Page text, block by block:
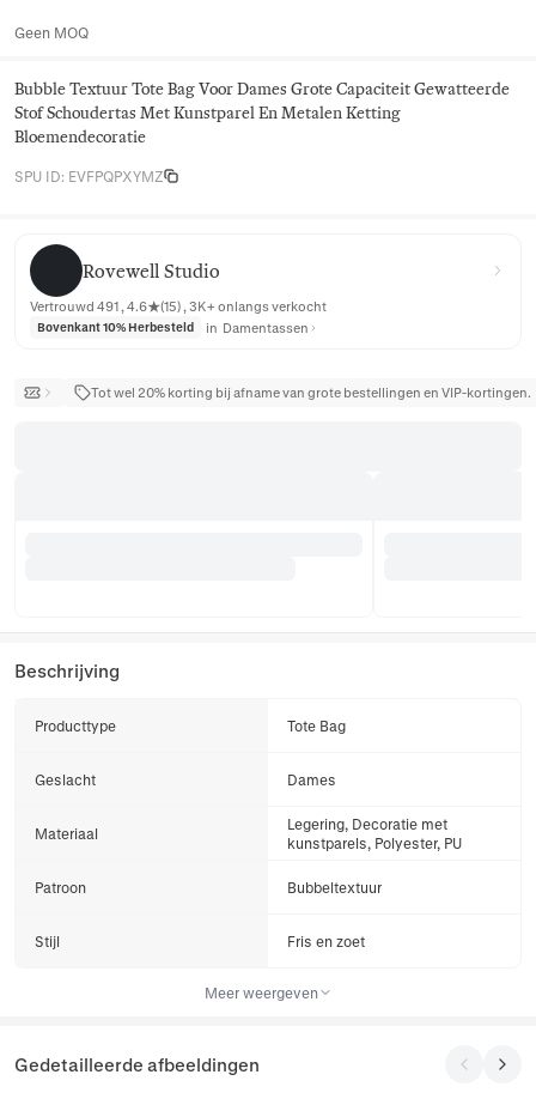
Geen MOQ
Bubble Textuur Tote Bag Voor Dames Grote Capaciteit Gewatteerde
Stof Schoudertas Met Kunstparel En Metalen Ketting
Bloemendecoratie
SPU ID: EVFPQPXYMZ
Rovewell Studio
Rovewell Studio
Vertrouwd 491 , 4.6★(15) , 3K+ onlangs verkocht
Bovenkant 10% Herbesteld in Damentassen
Tot wel 20% korting bij afname van grote bestellingen en VIP-kortingen.
Beschrijving
Producttype Tote Bag
Geslacht Dames
Materiaal
Legering, Decoratie met
kunstparels, Polyester, PU
Patroon Bubbeltextuur
Stijl Fris en zoet
Meer weergeven
Gedetailleerde afbeeldingen